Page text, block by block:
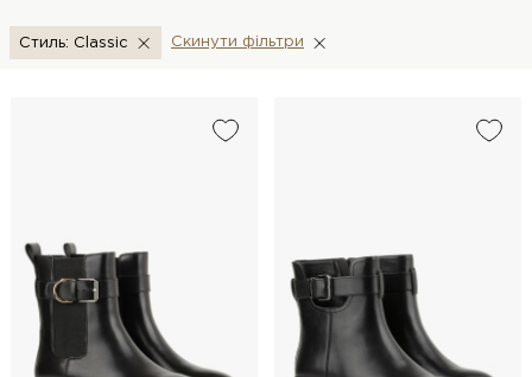
Стиль: Classic Скинути фiльтри